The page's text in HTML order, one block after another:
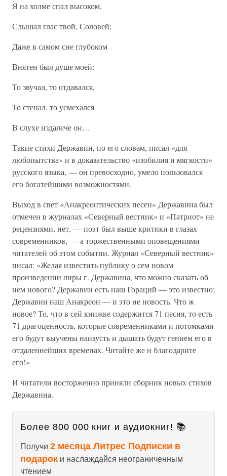
Я на холме спал высоком,
Слышал глас твой, Соловей;
Даже в самом сне глубоком
Внятен был душе моей:
То звучал, то отдавался,
То стенал, то усмехался
В слухе издалече он…
Такие стихи Державин, по его словам, писал «для
любопытства» и в доказательство «изобилия и мягкости»
русского языка, — он превосходно, умело пользовался
его богатейшими возможностями.
Выход в свет «Анакреонтических песен» Державина был
отмечен в журналах «Северный вестник» и «Патриот» не
рецензиями, нет, — поэт был выше критики в глазах
современников, — а торжественными оповещениями
читателей об этом событии. Журнал «Северный вестник»
писал: «Желая известить публику о сем новом
произведении лиры г. Державина, что можно сказать об
нем нового? Державин есть наш Гораций — это известно;
Державин наш Анакреон — и это не новость. Что ж
новое? То, что в сей книжке содержится 71 песня, то есть
71 драгоценность, которые современниками и потомками
его будут выучены наизусть и дышать будут гением его в
отдаленнейших временах. Читайте же и благодарите
его!»
И читатели восторженно приняли сборник новых стихов
Державина.
Более 800 000 книг и аудиокниг! 📚
Получи 2 месяца Литрес Подписки в
подарок и наслаждайся неограниченным
чтением